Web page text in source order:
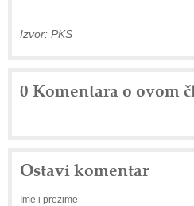
Izvor: PKS
0 Komentara o ovom
Ostavi komentar
Ime i prezime